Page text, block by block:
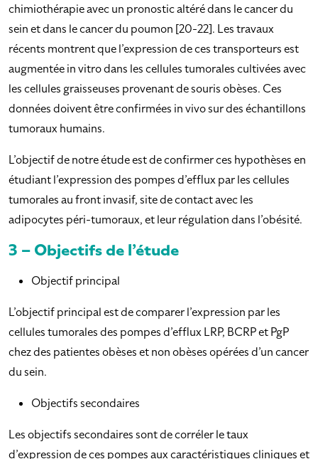
chimiothérapie avec un pronostic altéré dans le cancer du
sein et dans le cancer du poumon [20-22]. Les travaux
récents montrent que l’expression de ces transporteurs est
augmentée in vitro dans les cellules tumorales cultivées avec
les cellules graisseuses provenant de souris obèses. Ces
données doivent être confirmées in vivo sur des échantillons
tumoraux humains.
L’objectif de notre étude est de confirmer ces hypothèses en
étudiant l’expression des pompes d’efflux par les cellules
tumorales au front invasif, site de contact avec les
adipocytes péri-tumoraux, et leur régulation dans l’obésité.
3 – Objectifs de l’étude
Objectif principal
L’objectif principal est de comparer l’expression par les
cellules tumorales des pompes d’efflux LRP, BCRP et PgP
chez des patientes obèses et non obèses opérées d’un cancer
du sein.
Objectifs secondaires
Les objectifs secondaires sont de corréler le taux
d’expression de ces pompes aux caractéristiques cliniques et